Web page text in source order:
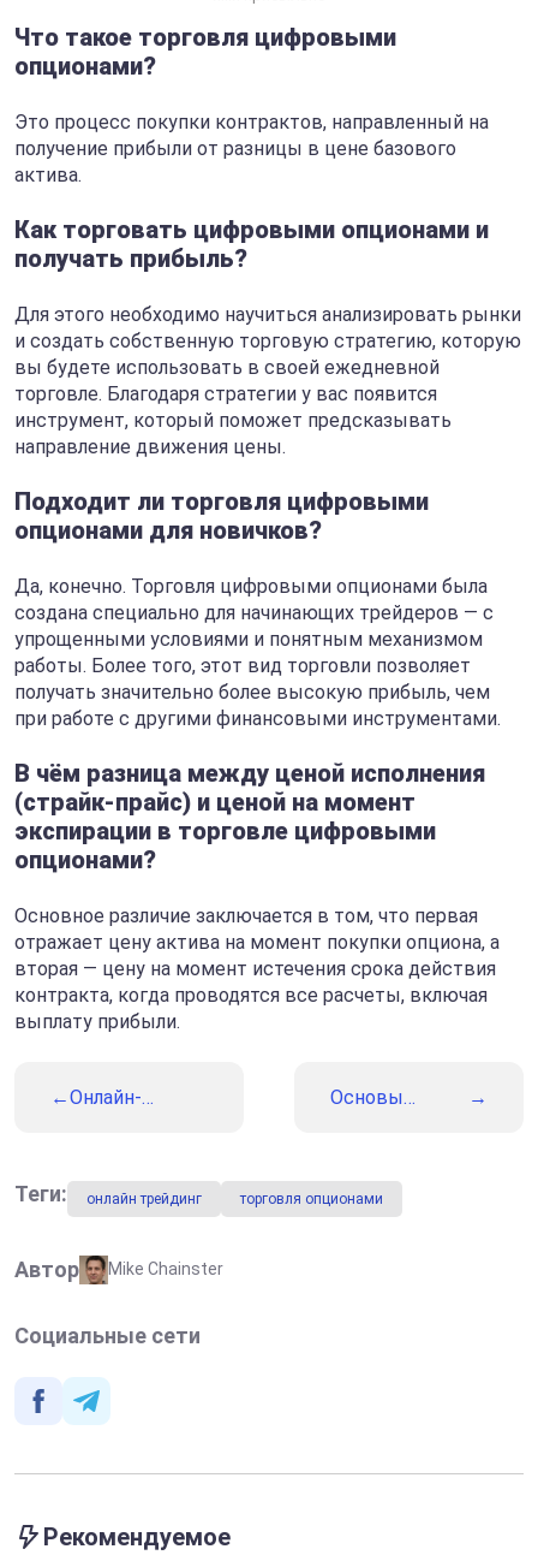
Что такое торговля цифровыми
опционами?
Это процесс покупки контрактов, направленный на
получение прибыли от разницы в цене базового
актива.
Как торговать цифровыми опционами и
получать прибыль?
Для этого необходимо научиться анализировать рынки
и создать собственную торговую стратегию, которую
вы будете использовать в своей ежедневной
торговле. Благодаря стратегии у вас появится
инструмент, который поможет предсказывать
направление движения цены.
Подходит ли торговля цифровыми
опционами для новичков?
Да, конечно. Торговля цифровыми опционами была
создана специально для начинающих трейдеров — с
упрощенными условиями и понятным механизмом
работы. Более того, этот вид торговли позволяет
получать значительно более высокую прибыль, чем
при работе с другими финансовыми инструментами.
В чём разница между ценой исполнения
(страйк-прайс) и ценой на момент
экспирации в торговле цифровыми
опционами?
Основное различие заключается в том, что первая
отражает цену актива на момент покупки опциона, а
вторая — цену на момент истечения срока действия
контракта, когда проводятся все расчеты, включая
выплату прибыли.
Онлайн-
преимущества
Основы
Теги: онлайн трейдинг торговля опционами
Автор Mike Chainster
Социальные сети
Рекомендуемое